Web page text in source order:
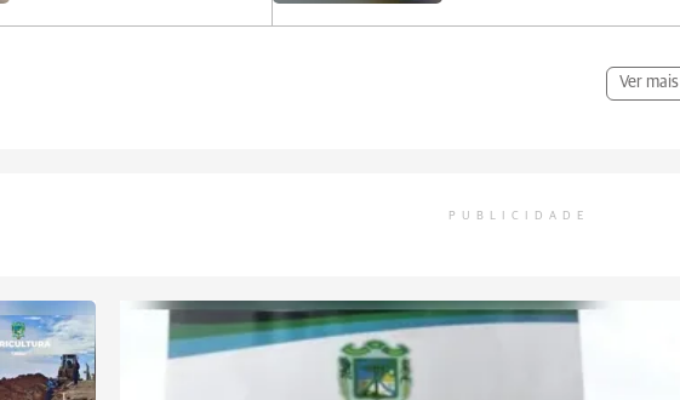
Ver mais
PUBLICIDADE